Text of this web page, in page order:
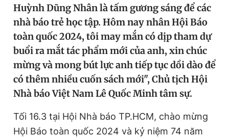
Video Magazine
Sản phẩm khác
Tiện ích Bạn cần biết
Huỳnh Dũng Nhân là tấm gương sáng để các
nhà báo trẻ học tập. Hôm nay nhân Hội Báo
toàn quốc 2024, tôi may mắn có dịp tham dự
buổi ra mắt tác phẩm mới của anh, xin chúc
mừng và mong bút lực anh tiếp tục dồi dào để
có thêm nhiều cuốn sách mới", Chủ tịch Hội
Nhà báo Việt Nam Lê Quốc Minh tâm sự.
Tối 16.3 tại Hội Nhà báo TP.HCM, chào mừng
Hội Báo toàn quốc 2024 và kỷ niệm 74 năm